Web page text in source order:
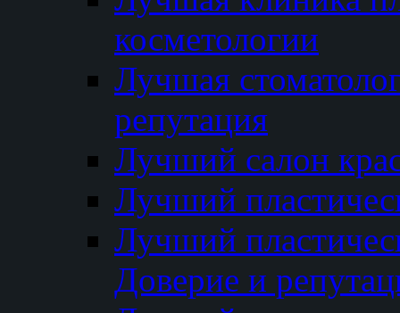
косметологии
Лучшая
репутация
Лучший салон
Лучший
Лучший
Доверие и